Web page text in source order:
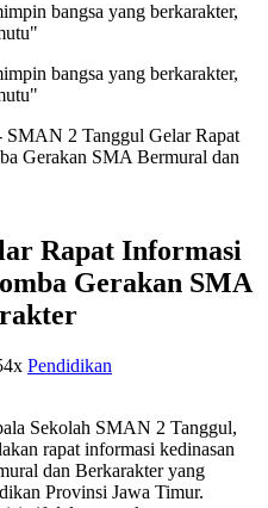
bangsa yang berkarakter,
bangsa yang berkarakter,
SMAN 2 Tanggul Gelar Rapat
Gerakan SMA Bermural dan
Rapat Informasi
Gerakan SMA
Pendidikan
Sekolah SMAN 2 Tanggul,
rapat informasi kedinasan
dan Berkarakter yang
Provinsi Jawa Timur.